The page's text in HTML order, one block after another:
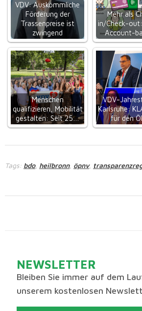
VDV: Auskömmliche
Förderung der
Trassenpreise ist
zwingend
Mehr als
in/Check-
Account-
Menschen
qualifizieren, Mobilität
gestalten: Seit 25…
VDV-
Karlsruhe:
für den
Tags: bdo, heilbronn, öpnv,
NEWSLETTER
Bleiben Sie immer auf dem
unserem kostenlosen